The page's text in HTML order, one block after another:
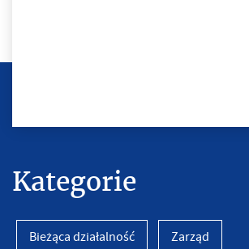
Kategorie
Bieżąca działalność Zarząd